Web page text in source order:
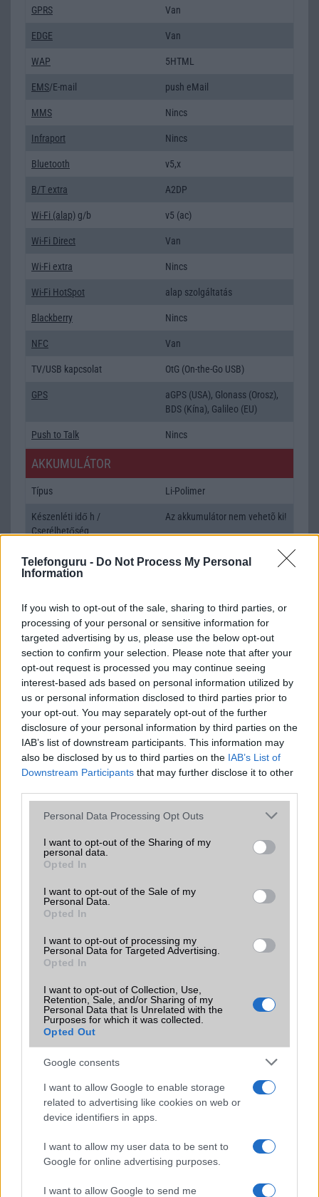
Telefonguru - Do Not Process My Personal
Information
If you wish to opt-out of the sale, sharing to third parties, or
processing of your personal or sensitive information for
targeted advertising by us, please use the below opt-out
section to confirm your selection. Please note that after your
opt-out request is processed you may continue seeing
interest-based ads based on personal information utilized by
us or personal information disclosed to third parties prior to
your opt-out. You may separately opt-out of the further
disclosure of your personal information by third parties on the
IAB’s list of downstream participants. This information may
also be disclosed by us to third parties on the IAB’s List of
Downstream Participants that may further disclose it to other
Please note that this website/app uses one or more Google
not limited to your visit or usage behaviour. You may click to
grant or deny consent to Google and its third-party tags to
use your data for below specified purposes in below Google
consent section.
Personal Data Processing Opt Outs
I want to opt-out of the Sharing of my
personal data.
Opted In
I want to opt-out of the Sale of my
Personal Data.
Opted In
I want to opt-out of processing my
Personal Data for Targeted Advertising.
Opted In
I want to opt-out of Collection, Use,
Retention, Sale, and/or Sharing of my
Personal Data that Is Unrelated with the
Purposes for which it was collected.
Opted Out
Google consents
I want to allow Google to enable storage
related to advertising like cookies on web or
device identifiers in apps.
I want to allow my user data to be sent to
Google for online advertising purposes.
I want to allow Google to send me
GPRS Van
EDGE Van
WAP 5HTML
EMS/E-mail push eMail
MMS Nincs
Infraport Nincs
Bluetooth v5,x
B/T extra A2DP
Wi-Fi (alap) g/b v5 (ac)
Wi-Fi Direct Van
Wi-Fi extra Nincs
Wi-Fi HotSpot alap szolgáltatás
Blackberry Nincs
NFC Van
TV/USB kapcsolat OtG (On-the-Go USB)
GPS
aGPS (USA), Glonass (Orosz),
BDS (Kína), Galileo (EU)
Push to Talk Nincs
AKKUMULÁTOR
Típus Li-Polimer
Készenléti idő h /
Cserélhetőség
Az akkumulátor nem vehetõ ki!
Beszélgetési idő h /
Gyorstöltés
22W-os gyorstöltés
Java Nincs
Flash /Ujjlenyomat olvasó Fingerprint sensor
SNS integráció alap szolgáltatás
Organizer alap szolgáltatás
T9 szótár alkalmazás független szótár
Office alkalmazások alap szolgáltatás
Nincs
EGYÉB
Vibra jelzés
SIM típus nanoSIM
SIM-ek száma
Flight mode Van
Terület
Funkciók HDR
Brand Nincs
Limited Edition
SAR
Nincs publikus adat!
N/A = Nincs adat. Legutóbbi frissítés: 2026-07-13 19:00:00